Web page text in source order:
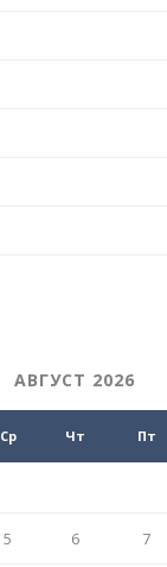
АВГУСТ 2026
Ср Чт Пт
5 6 7